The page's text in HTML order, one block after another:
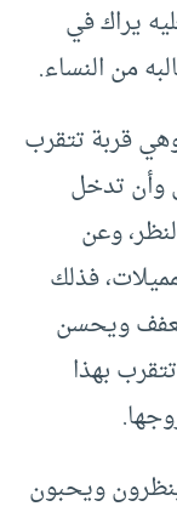
يراك في
من النساء.
قربة تتقرب
وأن تدخل
وعن
فذلك
ويحسن
بهذا
ويحبون